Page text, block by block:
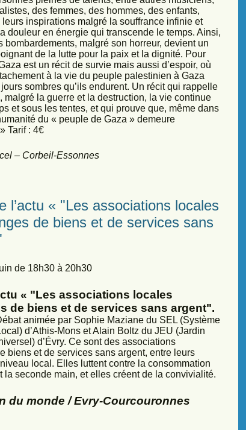
des femmes, des hommes, des enfants,
inspirations malgré la souffrance infinie et
douleur en énergie qui transcende le temps. Ainsi,
bombardements, malgré son horreur, devient un
de la lutte pour la paix et la dignité. Pour
est un récit de survie mais aussi d’espoir, où
à la vie du peuple palestinien à Gaza
sombres qu’ils endurent. Un récit qui rappelle
malgré la guerre et la destruction, la vie continue
et sous les tentes, et qui prouve que, même dans
du « peuple de Gaza » demeure
Tarif : 4€
– Corbeil-Essonnes
l’actu « "Les associations locales
de biens et de services sans
de 18h30 à 20h30
« "Les associations locales
de biens et de services sans argent".
animée par Sophie Maziane du SEL (Système
d’Athis-Mons et Alain Boltz du JEU (Jardin
d’Évry. Ce sont des associations
biens et de services sans argent, entre leurs
local. Elles luttent contre la consommation
la seconde main, et elles créent de la convivialité.
du monde / Evry-Courcouronnes